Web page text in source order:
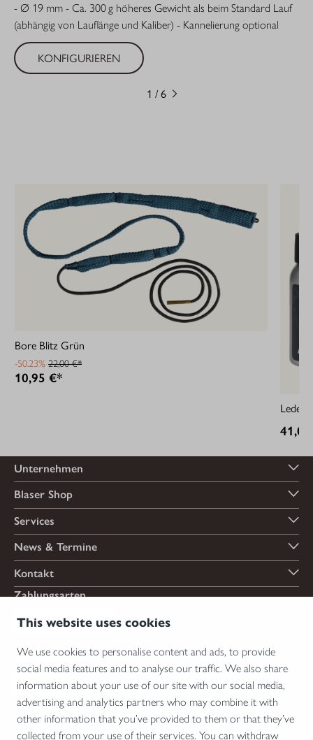
This website uses cookies
We use cookies to personalise content and ads, to provide
social media features and to analyse our traffic. We also share
information about your use of our site with our social media,
advertising and analytics partners who may combine it with
other information that you’ve provided to them or that they’ve
collected from your use of their services. You can withdraw
- Ø 19 mm - Ca. 300 g höheres Gewicht als beim Standard Lauf
(abhängig von Lauflänge und Kaliber) - Kannelierung optional
KONFIGURIEREN
1 /6
Bore Blitz Grün
-50.23% 22,00 €*
10,95 €*
Unternehmen
Blaser Shop
Services
News & Termine
Kontakt
Zahlungsarten
Versandarten
*Abgabe von Waffen, wesentlichen Waffenteilen und Munition nur an Inhaber einer